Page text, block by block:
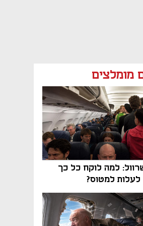
מומלצים
למה לוקח כל כך
למטוס?